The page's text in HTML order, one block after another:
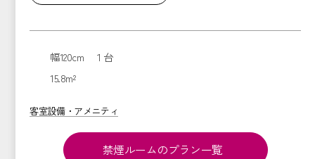
幅120cm １台
15.8m²
客室設備・アメニティ
禁煙ルームのプラン一覧